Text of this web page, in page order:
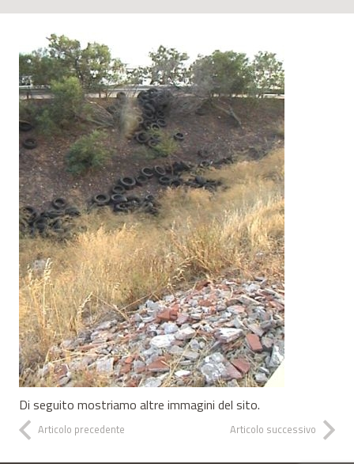
Di seguito mostriamo altre immagini del sito.
Articolo precedente Articolo successivo